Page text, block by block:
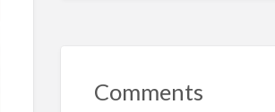
Comments